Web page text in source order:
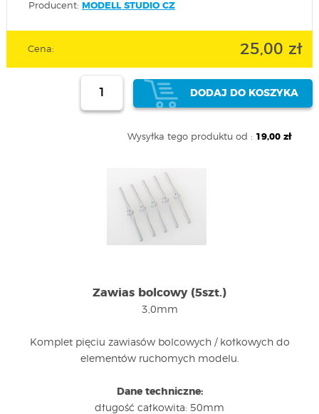
Producent: MODELL STUDIO CZ
Cena: 25,00 zł
DODAJ DO KOSZYKA
Wysyłka tego produktu od : 19,00 zł
Zawias bolcowy (5szt.)
3,0mm
Komplet pięciu zawiasów bolcowych / kołkowych do
elementów ruchomych modelu.
Dane techniczne:
długość całkowita: 50mm